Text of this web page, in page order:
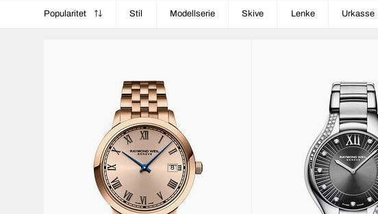
Popularitet Stil Modellserie Skive Lenke Urkasse